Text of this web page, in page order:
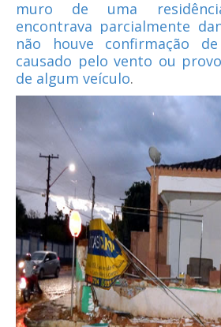
muro de uma
encontrava parcialmente
não houve confirmação
causado pelo vento ou
de algum veículo.